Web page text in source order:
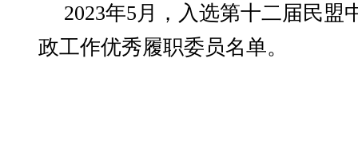
2023年5月，入选第十二届民盟
政工作优秀履职委员名单。